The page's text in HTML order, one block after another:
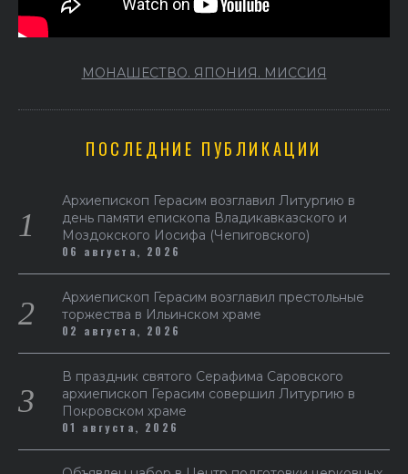
МОНАШЕСТВО. ЯПОНИЯ. МИССИЯ
ПОСЛЕДНИЕ ПУБЛИКАЦИИ
Архиепископ Герасим возглавил Литургию в
день памяти епископа Владикавказского и
Моздокского Иосифа (Чепиговского)
06 августа, 2026
Архиепископ Герасим возглавил престольные
торжества в Ильинском храме
02 августа, 2026
В праздник святого Серафима Саровского
архиепископ Герасим совершил Литургию в
Покровском храме
01 августа, 2026